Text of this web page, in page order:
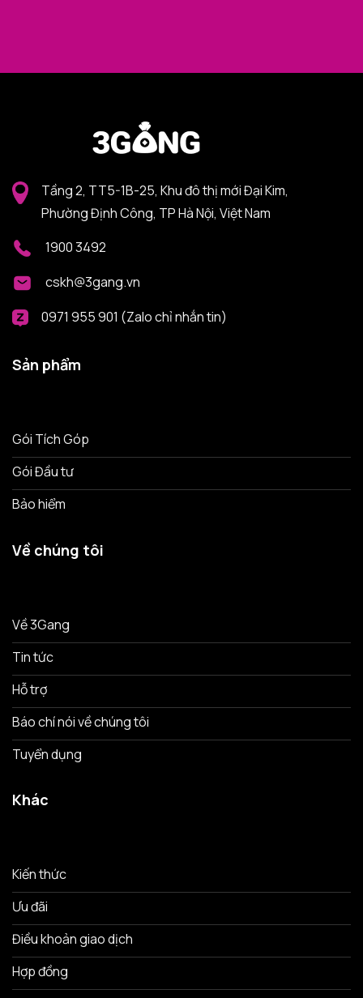
Tầng 2, TT5-1B-25, Khu đô thị mới Đại Kim,
Phường Định Công, TP Hà Nội, Việt Nam
1900 3492
cskh@3gang.vn
0971 955 901 (Zalo chỉ nhắn tin)
Sản phẩm
Gói Tích Góp
Gói Đầu tư
Bảo hiểm
Về chúng tôi
Về 3Gang
Tin tức
Hỗ trợ
Báo chí nói về chúng tôi
Tuyển dụng
Khác
Kiến thức
Ưu đãi
Điều khoản giao dịch
Hợp đồng